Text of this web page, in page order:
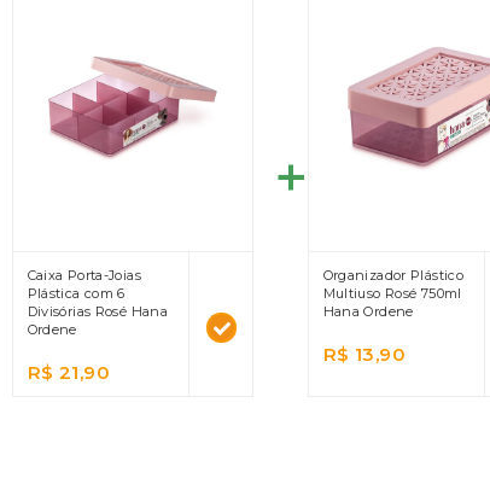
Caixa Porta-Joias
Plástica com 6
Divisórias Rosé Hana
Ordene
R$ 21,90
Organizador Plástico
Multiuso Rosé 750ml
Hana Ordene
R$ 13,90